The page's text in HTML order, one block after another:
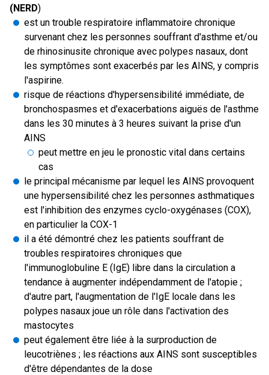
(NERD)
est un trouble respiratoire inflammatoire chronique
survenant chez les personnes souffrant d'asthme et/ou
de rhinosinusite chronique avec polypes nasaux, dont
les symptômes sont exacerbés par les AINS, y compris
l'aspirine.
risque de réactions d'hypersensibilité immédiate, de
bronchospasmes et d'exacerbations aiguës de l'asthme
dans les 30 minutes à 3 heures suivant la prise d'un
AINS
peut mettre en jeu le pronostic vital dans certains
cas
le principal mécanisme par lequel les AINS provoquent
une hypersensibilité chez les personnes asthmatiques
est l'inhibition des enzymes cyclo-oxygénases (COX),
en particulier la COX-1
il a été démontré chez les patients souffrant de
troubles respiratoires chroniques que
l'immunoglobuline E (IgE) libre dans la circulation a
tendance à augmenter indépendamment de l'atopie ;
d'autre part, l'augmentation de l'IgE locale dans les
polypes nasaux joue un rôle dans l'activation des
mastocytes
peut également être liée à la surproduction de
leucotriènes ; les réactions aux AINS sont susceptibles
d'être dépendantes de la dose